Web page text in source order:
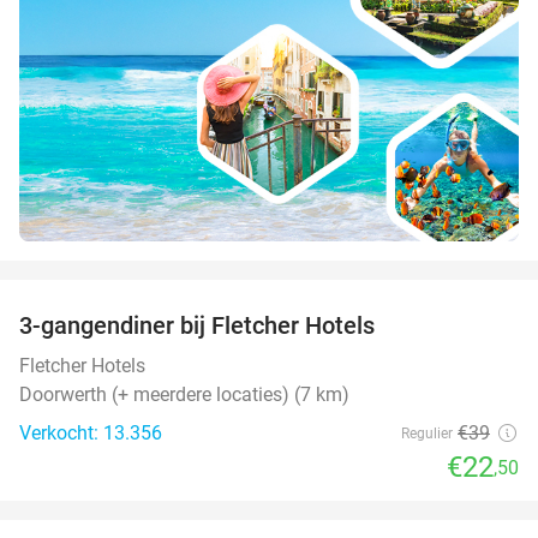
3-gangendiner bij Fletcher Hotels
Fletcher Hotels
Doorwerth (+ meerdere locaties) (7 km)
Verkocht: 13.356
Regulier €39
€22,50